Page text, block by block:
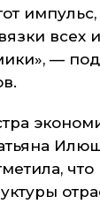
всех
—
что